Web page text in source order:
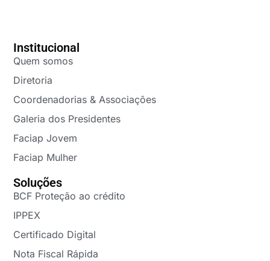
Institucional
Quem somos
Diretoria
Coordenadorias & Associações
Galeria dos Presidentes
Faciap Jovem
Faciap Mulher
Soluções
BCF Proteção ao crédito
IPPEX
Certificado Digital
Nota Fiscal Rápida